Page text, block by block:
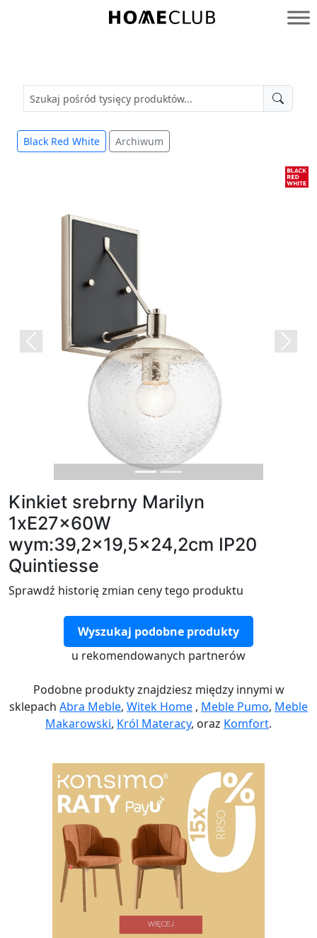
Homeclub
Black Red White Archiwum
Previous Next
Kinkiet srebrny Marilyn
1xE27x60W
wym:39,2x19,5x24,2cm IP20
Quintiesse
Sprawdź historię zmian ceny tego produktu
Wyszukaj podobne produkty
u rekomendowanych partnerów
Podobne produkty znajdziesz między innymi w
sklepach Abra Meble, Witek Home , Meble Pumo, Meble
Makarowski, Król Materacy, oraz Komfort.